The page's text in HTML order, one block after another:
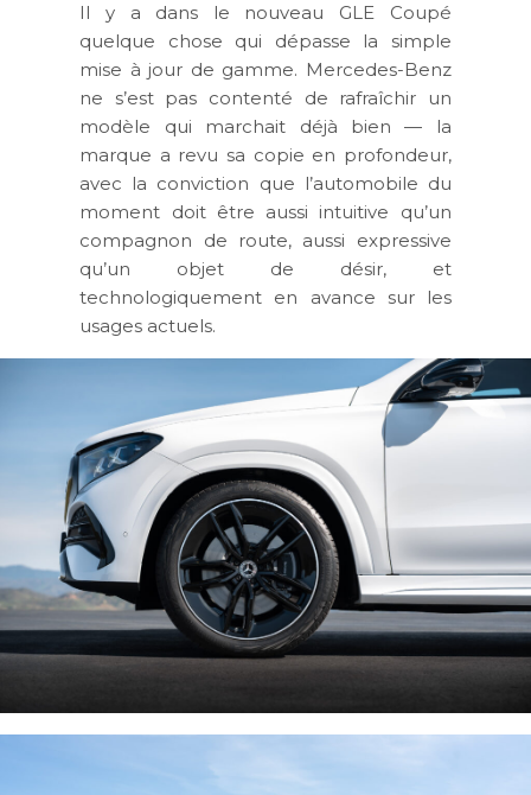
Il y a dans le nouveau GLE Coupé
quelque chose qui dépasse la simple
mise à jour de gamme. Mercedes-Benz
ne s’est pas contenté de rafraîchir un
modèle qui marchait déjà bien — la
marque a revu sa copie en profondeur,
avec la conviction que l’automobile du
moment doit être aussi intuitive qu’un
compagnon de route, aussi expressive
qu’un objet de désir, et
technologiquement en avance sur les
usages actuels.